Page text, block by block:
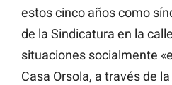
estos cinco años como
de la Sindicatura en la
situaciones socialmente
Casa Orsola, a través de